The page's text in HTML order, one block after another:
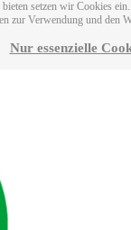
setzen wir Cookies
zur Verwendung und den
Nur essenzielle